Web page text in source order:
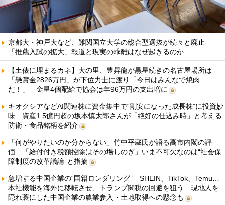
京都大・神戸大など、難関国立大学の総合型選抜が続々と廃止
「推薦入試の拡大」報道と現実の乖離はなぜ起きるのか
【土俵に埋まるカネ】大の里、豊昇龍が黒星続きの名古屋場所は
「懸賞金2826万円」が下位力士に渡り「今日はみんなで焼肉
だ！」 金星4個配給で協会は年96万円の支出増に
キオクシアなどAI関連株に資金集中で“割安になった成長株”に投資妙
味 資産1.5億円超の坂本慎太郎さんが「絶好の仕込み時」と考える
防衛・食品銘柄を紹介
「何がやりたいのか分からない」竹中平蔵氏が語る高市内閣の評
価 「給付付き税額控除はその場しのぎ」いま不可欠なのは“社会保
障制度の改革議論”と指摘
急増する中国企業の“国籍ロンダリング” SHEIN、TikTok、Temu…
本社機能を海外に移転させ、トランプ関税の回避を狙う 現地人を
隠れ蓑にした中国企業の農業参入・土地取得への懸念も